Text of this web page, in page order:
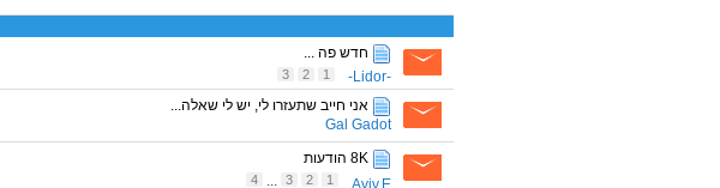
חדש פה ...
-Lidor-
1
2
3
אני חייב שתעזרו לי, יש לי שאלה...
Gal Gadot
8K הודעות
1
2
3
...
4